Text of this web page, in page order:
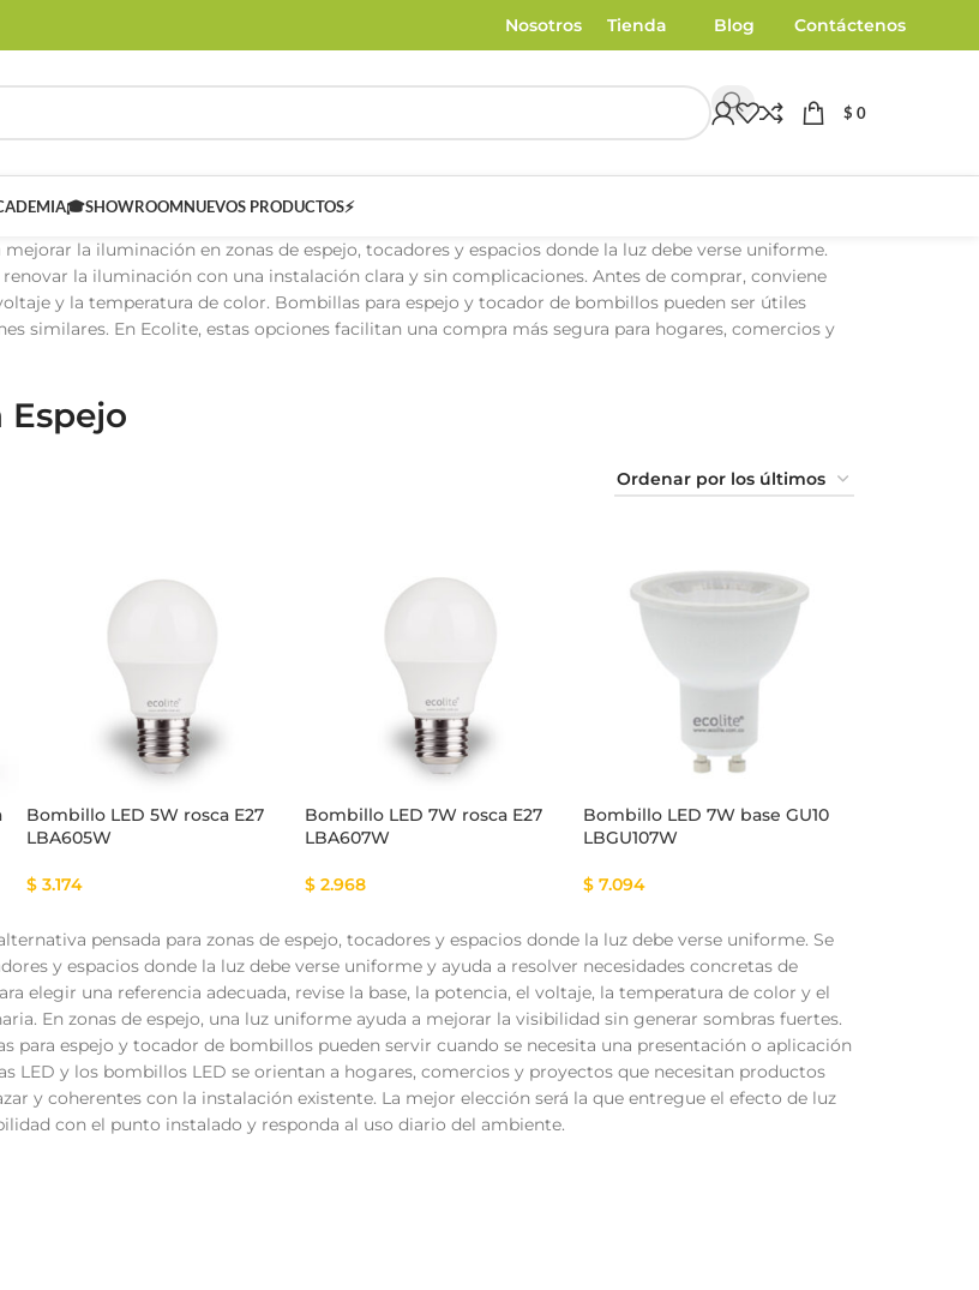
Nosotros Tienda Blog Contáctenos
$ 0
Cinta Multicolor
SHOWROOMNUEVOS PRODUCTOS⚡
la iluminación en zonas de espejo, tocadores y espacios donde la luz debe verse uniforme.
la iluminación con una instalación clara y sin complicaciones. Antes de comprar, conviene
y la temperatura de color. Bombillas para espejo y tocador de bombillos pueden ser útiles
similares. En Ecolite, estas opciones facilitan una compra más segura para hogares, comercios y
Espejo
Bombillo LED 5W rosca E27
LBA605W
$3.174
Bombillo LED 7W rosca E27
LBA607W
$2.968
Bombillo LED 7W base GU10
LBGU107W
$7.094
pensada para zonas de espejo, tocadores y espacios donde la luz debe verse uniforme. Se
y espacios donde la luz debe verse uniforme y ayuda a resolver necesidades concretas de
elegir una referencia adecuada, revise la base, la potencia, el voltaje, la temperatura de color y el
En zonas de espejo, una luz uniforme ayuda a mejorar la visibilidad sin generar sombras fuertes.
para espejo y tocador de bombillos pueden servir cuando se necesita una presentación o aplicación
LED y los bombillos LED se orientan a hogares, comercios y proyectos que necesitan productos
y coherentes con la instalación existente. La mejor elección será la que entregue el efecto de luz
con el punto instalado y responda al uso diario del ambiente.